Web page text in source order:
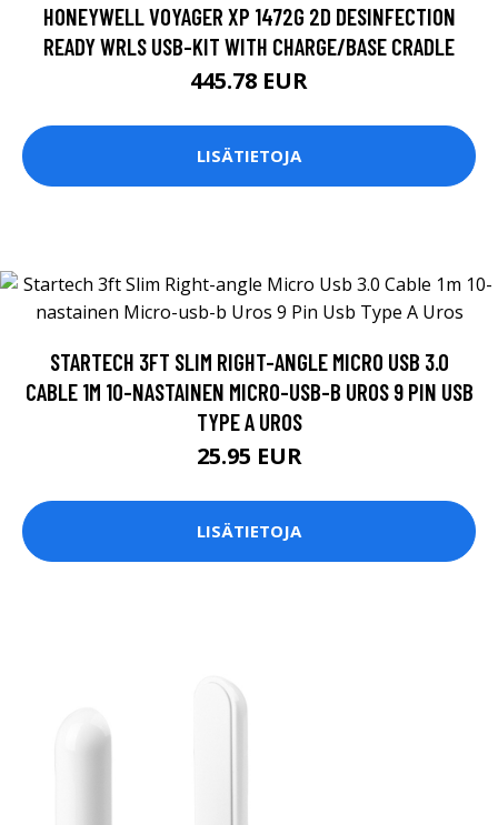
HONEYWELL VOYAGER XP 1472G 2D DESINFECTION
READY WRLS USB-KIT WITH CHARGE/BASE CRADLE
445.78 EUR
LISÄTIETOJA
STARTECH 3FT SLIM RIGHT-ANGLE MICRO USB 3.0
CABLE 1M 10-NASTAINEN MICRO-USB-B UROS 9 PIN USB
TYPE A UROS
25.95 EUR
LISÄTIETOJA